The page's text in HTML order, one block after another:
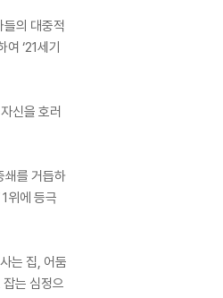
들의 대중적
‘21세기
신을 호러
쇄를 거듭하
위에 등극
는 집, 어둠
는 심정으